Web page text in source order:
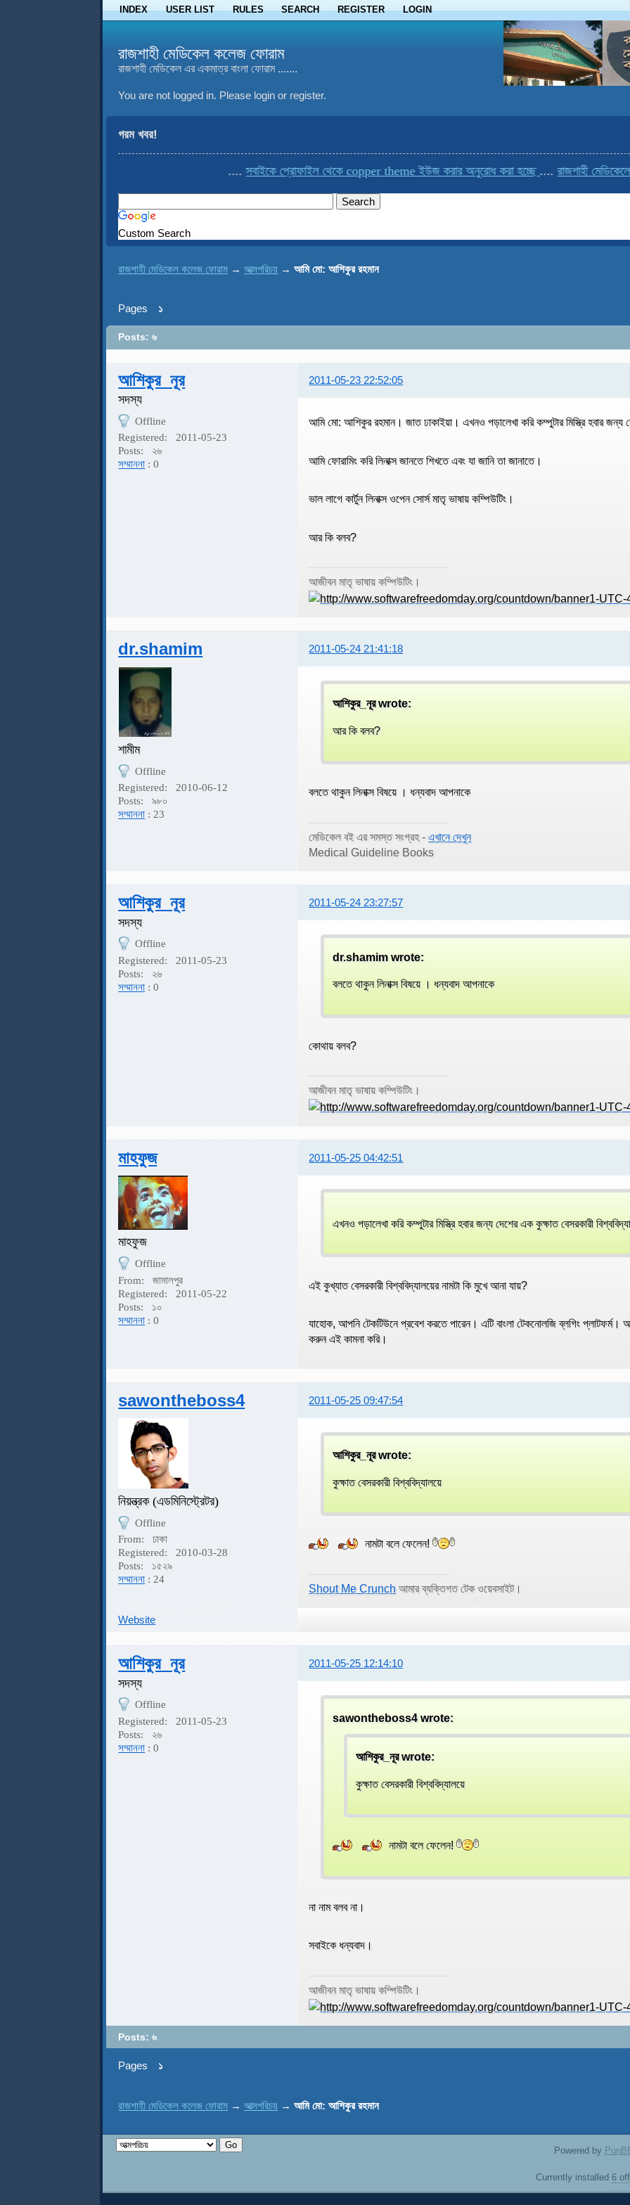
INDEX USER LIST RULES SEARCH REGISTER LOGIN
রাজশাহী মেডিকেল কলেজ ফোরাম
রাজশাহী মেডিকেল এর একমাত্র বাংলা ফোরাম .......
You are not logged in. Please login or register.
গরম খবর!
সবাইকে প্রোফাইল থেকে copper theme ইউজ করার অনুরোধ করা হচ্ছে....রাজশাহী মেডিকেলের
Custom Search
রাজশাহী মেডিকেল কলেজ ফোরাম →আত্মপরিচয় →আমি মো: আশিকুর রহমান
Pages ১
Posts: ৬
আশিকুর_নূর 2011-05-23 22:52:05
সদস্য
Offline
Registered:
2011-05-23
Posts:
২৬
সম্মাননা : 0
আমি মো: আশিকুর রহমান। জাত ঢাকাইয়া। এখনও পড়ালেখা করি কম্পুটার মিস্ত্রি হবার জন্য
আমি ফোরামিং করি লিনাক্স জানতে শিখতে এবং যা জানি তা জানাতে।
ভাল লাগে কার্টুন লিনাক্স ওপেন সোর্স মাতৃ ভাষায় কম্পিউটিং।
আর কি বলব?
আজীবন মাতৃ ভাষায় কম্পিউটিং।
dr.shamim 2011-05-24 21:41:18
শামীম
Offline
Registered:
2010-06-12
Posts:
৯৮০
সম্মাননা : 23
আশিকুর_নূর wrote:
আর কি বলব?
বলতে থাকুন লিনাক্স বিষয়ে । ধন্যবাদ আপনাকে
মেডিকেল বই এর সমস্ত সংগ্রহ -এখানে দেখুন
Medical Guideline Books
আশিকুর_নূর 2011-05-24 23:27:57
সদস্য
Offline
Registered:
2011-05-23
Posts:
২৬
সম্মাননা : 0
dr.shamim wrote:
বলতে থাকুন লিনাক্স বিষয়ে । ধন্যবাদ আপনাকে
কোথায় বলব?
আজীবন মাতৃ ভাষায় কম্পিউটিং।
মাহফুজ 2011-05-25 04:42:51
মাহফুজ
Offline
From:
জামালপুর
Registered:
2011-05-22
Posts:
১০
সম্মাননা : 0
এখনও পড়ালেখা করি কম্পুটার মিস্ত্রি হবার জন্য দেশের এক কুক্ষাত বেসরকারী
এই কুখ্যাত বেসরকারী বিশ্ববিদ্যালয়ের নামটা কি মুখে আনা যায়?
যাহোক, আপনি টেকটিউনে প্রবেশ করতে পারেন। এটি বাংলা টেকনোলজি ব্লগিং প্লাটফর্ম।
করুন এই কামনা করি।
sawontheboss4 2011-05-25 09:47:54
নিয়ন্ত্রক (এডমিনিস্ট্রেটর)
Offline
From:
ঢাকা
Registered:
2010-03-28
Posts:
১৫২৯
সম্মাননা : 24
আশিকুর_নূর wrote:
কুক্ষাত বেসরকারী বিশ্ববিদ্যালয়ে
নামটা বলে ফেলেন!
Shout Me Crunch আমার ব্যক্তিগত টেক ওয়েবসাইট।
Website
আশিকুর_নূর 2011-05-25 12:14:10
সদস্য
Offline
Registered:
2011-05-23
Posts:
২৬
সম্মাননা : 0
sawontheboss4 wrote:
আশিকুর_নূর wrote:
কুক্ষাত বেসরকারী বিশ্ববিদ্যালয়ে
নামটা বলে ফেলেন!
না নাম বলব না।
সবাইকে ধন্যবাদ।
আজীবন মাতৃ ভাষায় কম্পিউটিং।
Posts: ৬
Pages ১
রাজশাহী মেডিকেল কলেজ ফোরাম →আত্মপরিচয় →আমি মো: আশিকুর রহমান
Powered by
Currently installed 6